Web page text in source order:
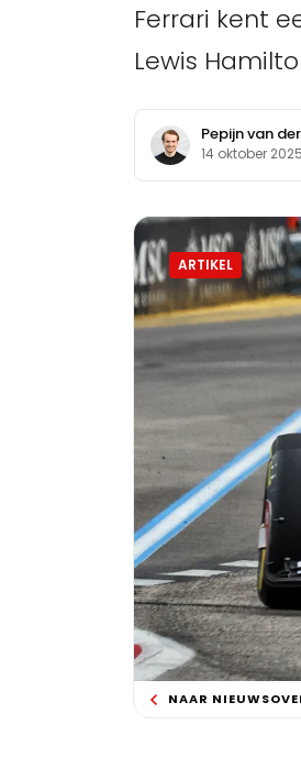
Ferrari kent
Lewis
Pepijn van
14 oktober
ARTIKEL
NAAR